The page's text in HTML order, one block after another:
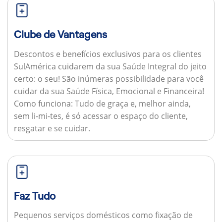
Clube de Vantagens
Descontos e benefícios exclusivos para os clientes
SulAmérica cuidarem da sua Saúde Integral do jeito
certo: o seu! São inúmeras possibilidade para você
cuidar da sua Saúde Física, Emocional e Financeira!
Como funciona: Tudo de graça e, melhor ainda,
sem li-mi-tes, é só acessar o espaço do cliente,
resgatar e se cuidar.
Faz Tudo
Pequenos serviços domésticos como fixação de